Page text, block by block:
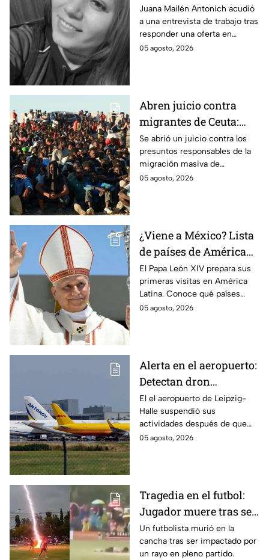
nunca volvió: La
historia detrás del
feminicidio de Juana
Mailén Antonich
Juana Mailén Antonich acudió
a una entrevista de trabajo tras
responder una oferta en
Facebook; fue hallada sin vida
05 agosto, 2026
Abren juicio contra
migrantes de Ceuta:
Son acusados de
provocar éxodo de más
de 70 mil personas
Se abrió un juicio contra los
presuntos responsables de la
migración masiva de
Marruecos a España en la
05 agosto, 2026
¿Viene a México? Lista
de países de América
Latina que el Papa León
XIV visitará
El Papa León XIV prepara sus
primeras visitas en América
Latina. Conoce qué países
están en su agenda y si
05 agosto, 2026
Alerta en el aeropuerto:
Detectan dron
transportando
explosivos en
Alemania
El el aeropuerto de Leipzig-
Halle suspendió sus
actividades después de que
fuera localizado un dron que
05 agosto, 2026
Tragedia en el futbol:
Jugador muere tras ser
impactado por un rayo
en pleno partido
Un futbolista murió en la
cancha tras ser impactado por
un rayo en pleno partido.